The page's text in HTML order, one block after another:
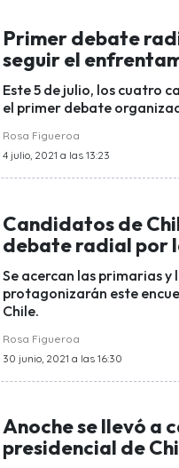
Primer debate
seguir el
Este 5 de julio, los cuatro
el primer debate
Rosa Figueroa
4 julio, 2021 a las 13:23
Candidatos de
debate radial por
Se acercan las primarias y
protagonizarán este
Chile.
Rosa Figueroa
30 junio, 2021 a las 16:30
Anoche se llevó a
presidencial de